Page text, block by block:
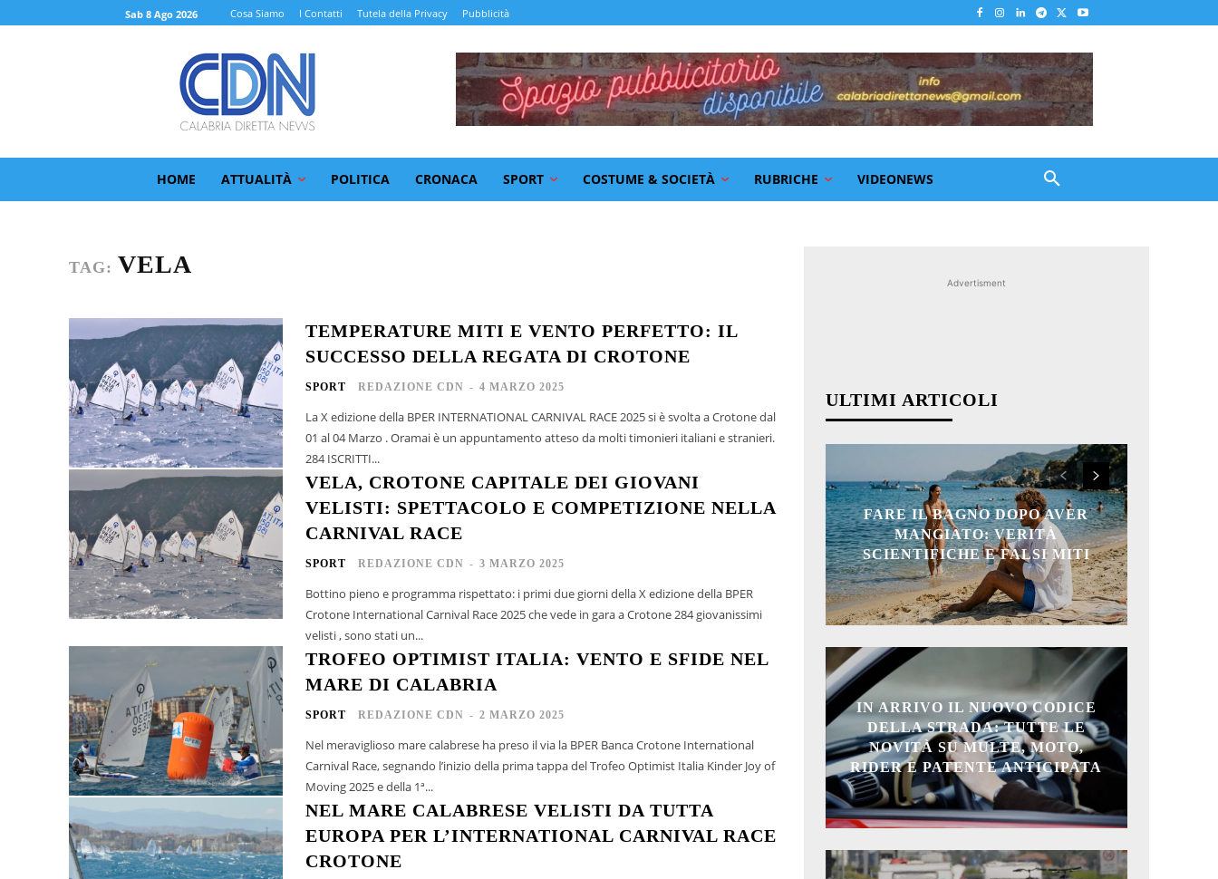
Sab 8 Ago 2026 Cosa Siamo I Contatti Tutela della Privacy Pubblicità
HOME ATTUALITÀ POLITICA CRONACA SPORT COSTUME & SOCIETÀ RUBRICHE VIDEONEWS
TAG: VELA
TEMPERATURE MITI E VENTO PERFETTO: IL
SUCCESSO DELLA REGATA DI CROTONE
SPORT REDAZIONE CDN - 4 MARZO 2025
La X edizione della BPER INTERNATIONAL CARNIVAL RACE 2025 si è svolta a Crotone dal
01 al 04 Marzo . Oramai è un appuntamento atteso da molti timonieri italiani e stranieri.
284 ISCRITTI...
VELA, CROTONE CAPITALE DEI GIOVANI
VELISTI: SPETTACOLO E COMPETIZIONE NELLA
CARNIVAL RACE
SPORT REDAZIONE CDN - 3 MARZO 2025
Bottino pieno e programma rispettato: i primi due giorni della X edizione della BPER
Crotone International Carnival Race 2025 che vede in gara a Crotone 284 giovanissimi
velisti , sono stati un...
TROFEO OPTIMIST ITALIA: VENTO E SFIDE NEL
MARE DI CALABRIA
SPORT REDAZIONE CDN - 2 MARZO 2025
Nel meraviglioso mare calabrese ha preso il via la BPER Banca Crotone International
Carnival Race, segnando l’inizio della prima tappa del Trofeo Optimist Italia Kinder Joy of
Moving 2025 e della 1ª...
NEL MARE CALABRESE VELISTI DA TUTTA
EUROPA PER L’INTERNATIONAL CARNIVAL RACE
CROTONE
Advertisment
ULTIMI ARTICOLI
FARE IL BAGNO DOPO AVER
MANGIATO: VERITÀ
SCIENTIFICHE E FALSI MITI
IN ARRIVO IL NUOVO CODICE
DELLA STRADA: TUTTE LE
NOVITÀ SU MULTE, MOTO,
RIDER E PATENTE ANTICIPATA